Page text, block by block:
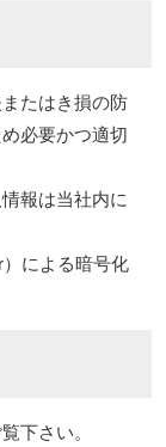
たはき損の防
必要かつ適切
報は当社内に
による暗号化
下さい。